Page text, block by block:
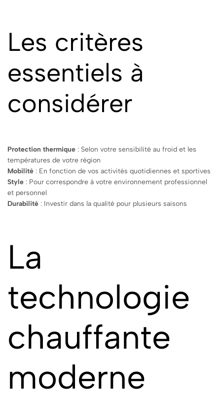
Les critères
essentiels à
considérer
Protection thermique : Selon votre sensibilité au froid et les
températures de votre région
Mobilité : En fonction de vos activités quotidiennes et sportives
Style : Pour correspondre à votre environnement professionnel
et personnel
Durabilité : Investir dans la qualité pour plusieurs saisons
La
technologie
chauffante
moderne